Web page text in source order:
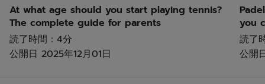
At what age should you start playing tennis?
The complete guide for parents
読了時間：4分
公開日 2025年12月01日
you
読了
公開